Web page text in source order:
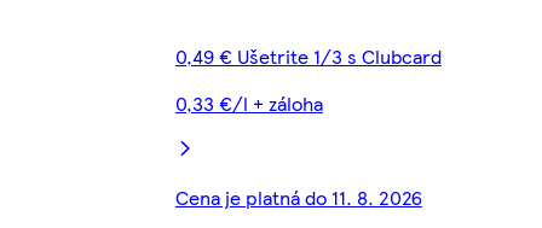
0,49 € Ušetrite 1/3 s Clubcard
0,33 €/l + záloha
Cena je platná do 11. 8. 2026